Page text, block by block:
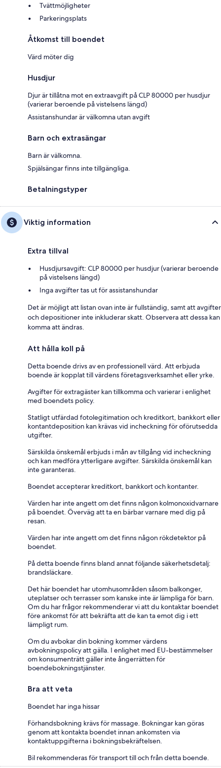
Tvättmöjligheter
Parkeringsplats
Åtkomst till boendet
Värd möter dig
Husdjur
Djur är tillåtna mot en extraavgift på CLP 80000 per husdjur
(varierar beroende på vistelsens längd)
Assistanshundar är välkomna utan avgift
Barn och extrasängar
Barn är välkomna.
Spjälsängar finns inte tillgängliga.
Betalningstyper
Viktig information
Extra tillval
Husdjursavgift: CLP 80000 per husdjur (varierar beroende
på vistelsens längd)
Inga avgifter tas ut för assistanshundar
Det är möjligt att listan ovan inte är fullständig, samt att avgifter
och depositioner inte inkluderar skatt. Observera att dessa kan
komma att ändras.
Att hålla koll på
Detta boende drivs av en professionell värd. Att erbjuda
boende är kopplat till värdens företagsverksamhet eller yrke.
Avgifter för extragäster kan tillkomma och varierar i enlighet
med boendets policy.
Statligt utfärdad fotolegitimation och kreditkort, bankkort eller
kontantdeposition kan krävas vid incheckning för oförutsedda
utgifter.
Särskilda önskemål erbjuds i mån av tillgång vid incheckning
och kan medföra ytterligare avgifter. Särskilda önskemål kan
inte garanteras.
Boendet accepterar kreditkort, bankkort och kontanter.
Värden har inte angett om det finns någon kolmonoxidvarnare
på boendet. Överväg att ta en bärbar varnare med dig på
resan.
Värden har inte angett om det finns någon rökdetektor på
boendet.
På detta boende finns bland annat följande säkerhetsdetalj:
brandsläckare.
Det här boendet har utomhusområden såsom balkonger,
uteplatser och terrasser som kanske inte är lämpliga för barn.
Om du har frågor rekommenderar vi att du kontaktar boendet
före ankomst för att bekräfta att de kan ta emot dig i ett
lämpligt rum.
Om du avbokar din bokning kommer värdens
avbokningspolicy att gälla. I enlighet med EU-bestämmelser
om konsumenträtt gäller inte ångerrätten för
boendebokningstjänster.
Bra att veta
Boendet har inga hissar
Förhandsbokning krävs för massage. Bokningar kan göras
genom att kontakta boendet innan ankomsten via
kontaktuppgifterna i bokningsbekräftelsen.
Bil rekommenderas för transport till och från detta boende.